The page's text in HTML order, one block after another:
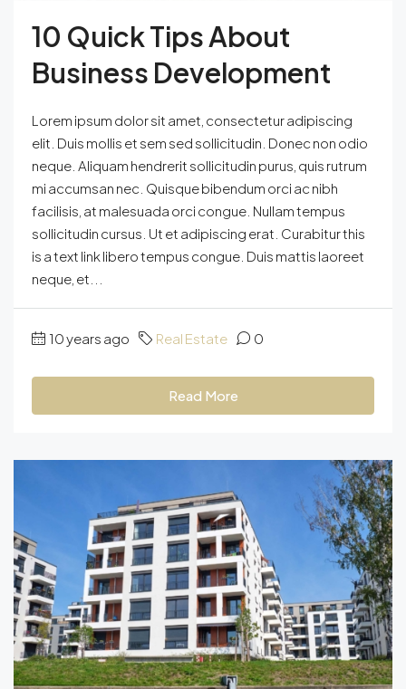
10 Quick Tips About
Business Development
Lorem ipsum dolor sit amet, consectetur adipiscing
elit. Duis mollis et sem sed sollicitudin. Donec non odio
neque. Aliquam hendrerit sollicitudin purus, quis rutrum
mi accumsan nec. Quisque bibendum orci ac nibh
facilisis, at malesuada orci congue. Nullam tempus
sollicitudin cursus. Ut et adipiscing erat. Curabitur this
is a text link libero tempus congue. Duis mattis laoreet
neque, et...
10 years ago Real Estate 0
Read More